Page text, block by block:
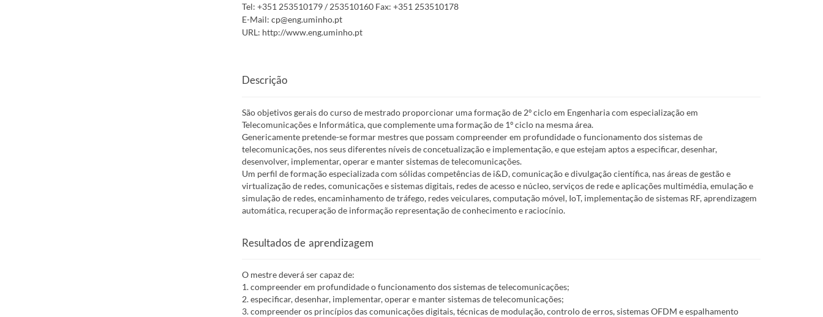
Tel: +351 253510179 / 253510160Fax: +351 253510178
E-Mail: cp@eng.uminho.pt
URL: http://www.eng.uminho.pt
Descrição
São objetivos gerais do curso de mestrado proporcionar uma formação de 2º ciclo em Engenharia com especialização em
Telecomunicações e Informática, que complemente uma formação de 1º ciclo na mesma área.
Genericamente pretende-se formar mestres que possam compreender em profundidade o funcionamento dos sistemas de
telecomunicações, nos seus diferentes níveis de concetualização e implementação, e que estejam aptos a especificar, desenhar,
desenvolver, implementar, operar e manter sistemas de telecomunicações.
Um perfil de formação especializada com sólidas competências de i&D, comunicação e divulgação científica, nas áreas de gestão e
virtualização de redes, comunicações e sistemas digitais, redes de acesso e núcleo, serviços de rede e aplicações multimédia, emulação e
simulação de redes, encaminhamento de tráfego, redes veiculares, computação móvel, IoT, implementação de sistemas RF, aprendizagem
automática, recuperação de informação representação de conhecimento e raciocínio.
Resultados de aprendizagem
O mestre deverá ser capaz de:
1. compreender em profundidade o funcionamento dos sistemas de telecomunicações;
2. especificar, desenhar, implementar, operar e manter sistemas de telecomunicações;
3. compreender os princípios das comunicações digitais, técnicas de modulação, controlo de erros, sistemas OFDM e espalhamento